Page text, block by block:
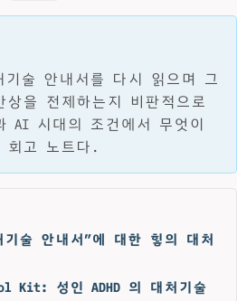
기술 안내서를 다시 읽으며 그
을 전제하는지 비판적으로
AI 시대의 조건에서 무엇이
회고 노트다.
기술 안내서”에 대한 힣의 대처
Kit: 성인 ADHD 의 대처기술